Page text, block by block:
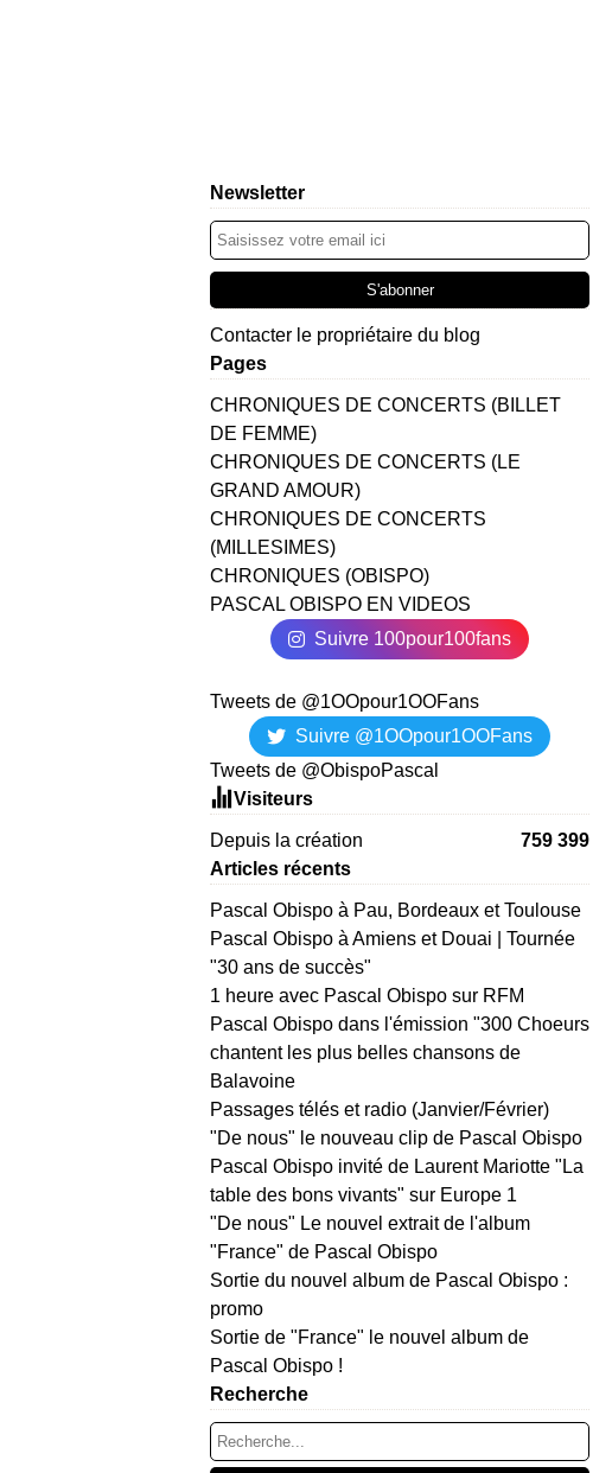
Newsletter
Contacter le propriétaire du blog
Pages
CHRONIQUES DE CONCERTS (BILLET
DE FEMME)
CHRONIQUES DE CONCERTS (LE
GRAND AMOUR)
CHRONIQUES DE CONCERTS
(MILLESIMES)
CHRONIQUES (OBISPO)
PASCAL OBISPO EN VIDEOS
Suivre 100pour100fans
Tweets de @1OOpour1OOFans
Suivre @1OOpour1OOFans
Tweets de @ObispoPascal
Visiteurs
Depuis la création
759 399
Articles récents
Pascal Obispo à Pau, Bordeaux et Toulouse
Pascal Obispo à Amiens et Douai | Tournée
"30 ans de succès"
1 heure avec Pascal Obispo sur RFM
Pascal Obispo dans l'émission "300 Choeurs
chantent les plus belles chansons de
Balavoine
Passages télés et radio (Janvier/Février)
"De nous" le nouveau clip de Pascal Obispo
Pascal Obispo invité de Laurent Mariotte "La
table des bons vivants" sur Europe 1
"De nous" Le nouvel extrait de l'album
"France" de Pascal Obispo
Sortie du nouvel album de Pascal Obispo :
promo
Sortie de "France" le nouvel album de
Pascal Obispo !
Recherche